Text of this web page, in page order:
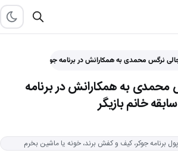
نرگس محمدی به همکارانش در برنامه جوکر/ افشاگری…
به همکارانش در برنامه
خانم بازیگر
برنامه جوکر، کیف و کفش برند، خونه یا ماشین بخرم